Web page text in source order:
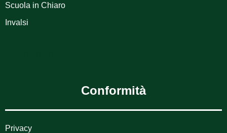
Scuola in Chiaro
Invalsi
Conformità
Privacy